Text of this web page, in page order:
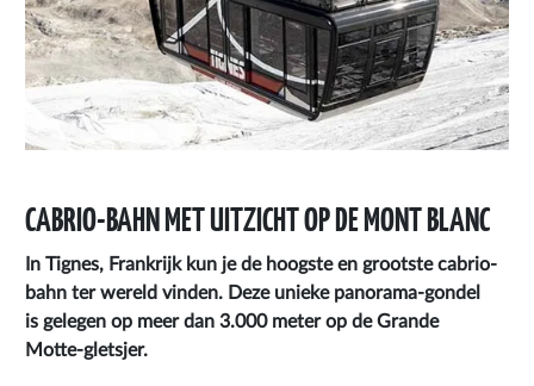
CABRIO-BAHN MET UITZICHT OP DE MONT BLANC
In Tignes, Frankrijk kun jede hoogste en grootste cabrio-
bahn ter wereld vinden. Deze unieke panorama-gondel
is gelegen op meer dan 3.000 meter op de Grande
Motte-gletsjer.